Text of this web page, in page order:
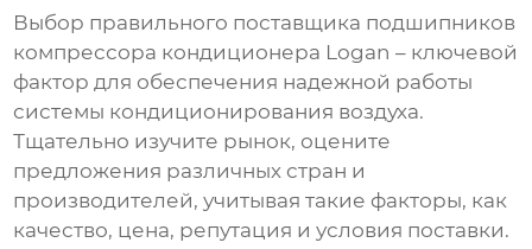
Выбор правильного поставщика подшипников
компрессора кондиционера Logan – ключевой
фактор для обеспечения надежной работы
системы кондиционирования воздуха.
Тщательно изучите рынок, оцените
предложения различных стран и
производителей, учитывая такие факторы, как
качество, цена, репутация и условия поставки.